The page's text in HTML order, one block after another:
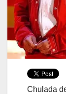
Chulada